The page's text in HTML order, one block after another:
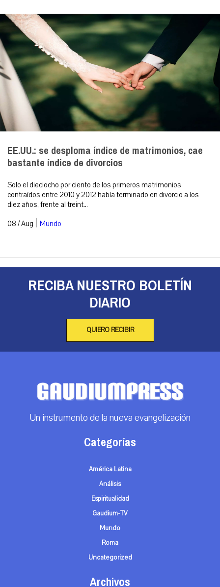
EE.UU.: se desploma índice de matrimonios, cae
bastante índice de divorcios
Solo el dieciocho por ciento de los primeros matrimonios
contraídos entre 2010 y 2012 había terminado en divorcio a los
diez años, frente al treint...
08 / Aug | Mundo
RECIBA NUESTRO BOLETÍN
DIARIO
QUIERO RECIBIR
Un instrumento de la nueva evangelización
Categorías
América Latina
Análisis
Espiritualidad
Gaudium-TV
Mundo
Roma
Uncategorized
Archivos